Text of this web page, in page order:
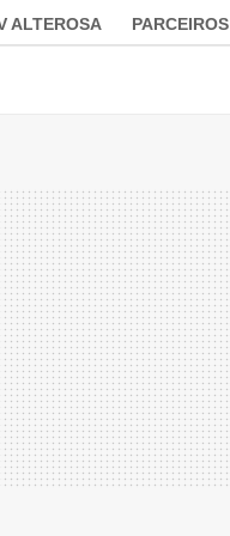
ALTEROSA PARCEIROS